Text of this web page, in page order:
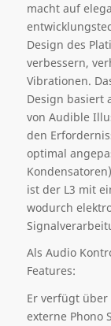
macht auf
Design des
verbessern,
Vibrationen.
Design basiert
von Audible
den
optimal
ist der L3 mit
wodurch
Als Audio
Features:
Er verfügt über
externe Phono